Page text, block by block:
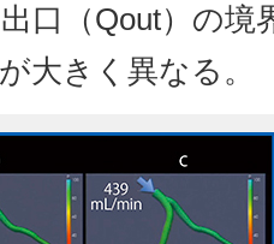
口（Qout）の境
大きく異なる。